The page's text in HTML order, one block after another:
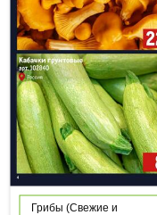
Грибы (Свежие и